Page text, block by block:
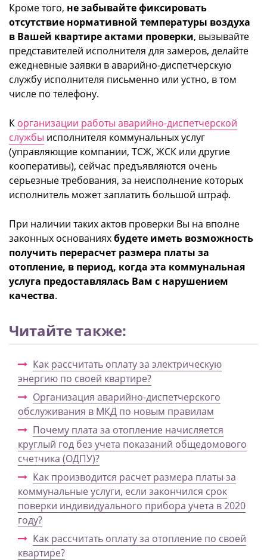
Кроме того, не забывайте фиксировать
отсутствие нормативной температуры воздуха
в Вашей квартире актами проверки, вызывайте
представителей исполнителя для замеров, делайте
ежедневные заявки в аварийно-диспетчерскую
службу исполнителя письменно или устно, в том
числе по телефону.
К организации работы аварийно-диспетчерской
службы исполнителя коммунальных услуг
(управляющие компании, ТСЖ, ЖСК или другие
кооперативы), сейчас предъявляются очень
серьезные требования, за неисполнение которых
исполнитель может заплатить большой штраф.
При наличии таких актов проверки Вы на вполне
законных основанияхбудете иметь возможность
получить перерасчет размера платы за
отопление, в период, когда эта коммунальная
услуга предоставлялась Вам с нарушением
качества.
Читайте также:
Как рассчитать оплату за электрическую
энергию по своей квартире?
Организация аварийно-диспетчерского
обслуживания в МКД по новым правилам
Почему плата за отопление начисляется
круглый год без учета показаний общедомового
счетчика (ОДПУ)?
Как производится расчет размера платы за
коммунальные услуги, если закончился срок
поверки индивидуального прибора учета в 2020
году?
Как рассчитать оплату за отопление по своей
квартире?